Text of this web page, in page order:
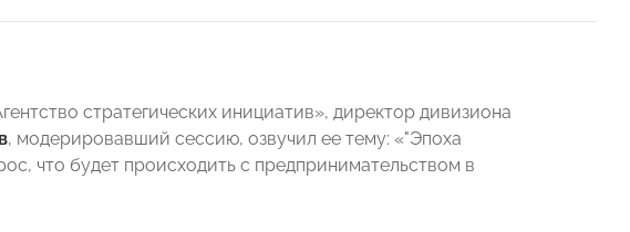
стратегических инициатив», директор дивизиона
, модерировавший сессию, озвучил ее тему: «"Эпоха
что будет происходить с предпринимательством в